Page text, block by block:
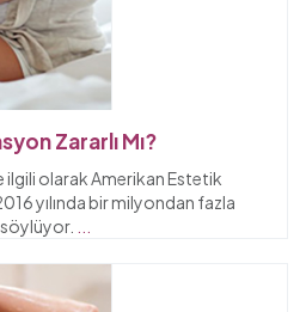
Zararlı Mı?
olarak Amerikan Estetik
yılında bir milyondan fazla
söylüyor.